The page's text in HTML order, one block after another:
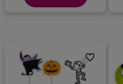
Do ulubionych